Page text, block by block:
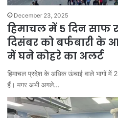
December 23, 2025
हिमाचल में 5 दिन साफ
दिसंबर को बर्फबारी के
में घने कोहरे का अलर्ट
हिमाचल प्रदेश के अधिक ऊंचाई वाले भागों में
हैं। मगर अभी अगले…